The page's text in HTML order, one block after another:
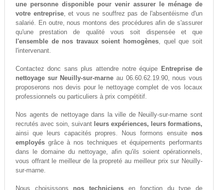
une personne disponible pour venir assurer le ménage de
votre entreprise, et vous ne souffrez pas de l'absentéisme d'un
salarié. En outre, nous montons des procédures afin de s'assurer
qu'une prestation de qualité vous soit dispensée et que
l'ensemble de nos travaux soient homogènes, quel que soit
l'intervenant.
Contactez donc sans plus attendre notre équipe Entreprise de
nettoyage sur Neuilly-sur-marne au 06.60.62.19.90, nous vous
proposerons nos devis pour le nettoyage complet de vos locaux
professionnels ou particuliers à prix compétitif.
Nos agents de nettoyage dans la ville de Neuilly-sur-marne sont
recrutés avec soin, suivant leurs expériences, leurs formations,
ainsi que leurs capacités propres. Nous formons ensuite nos
employésgrâce à nos techniques et équipements performants
dans le domaine du nettoyage, afin qu'ils soient opérationnels,
vous offrant le meilleur de la propreté au meilleur prix sur Neuilly-
sur-marne.
Nous choisissons nos techniciens en fonction du type de